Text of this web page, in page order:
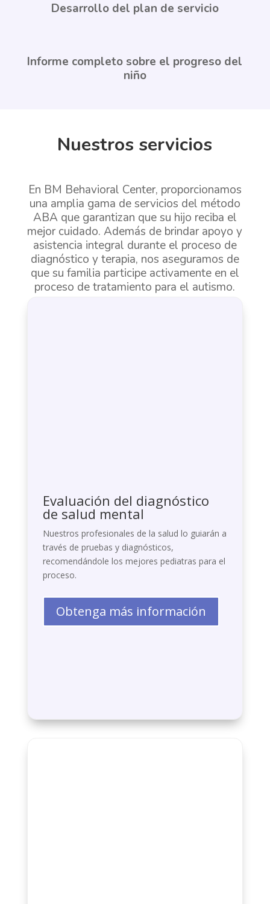
Desarrollo del plan de servicio
Informe completo sobre el progreso del
niño
Nuestros servicios
En BM Behavioral Center, proporcionamos
una amplia gama de servicios del método
ABA que garantizan que su hijo reciba el
mejor cuidado. Además de brindar apoyo y
asistencia integral durante el proceso de
diagnóstico y terapia, nos aseguramos de
que su familia participe activamente en el
proceso detratamiento para el autismo.
Evaluación del diagnóstico
de salud mental
Nuestros profesionales de la salud lo guiarán a
través de pruebas y diagnósticos,
recomendándole los mejores pediatras para el
proceso.
Obtenga más información